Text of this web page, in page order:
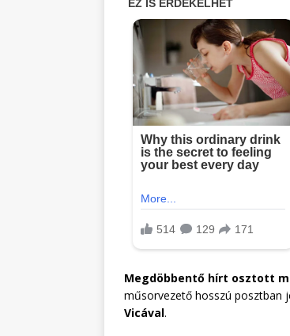
Megdöbbentő hírt osztott
műsorvezető hosszú posztban
Vicával.